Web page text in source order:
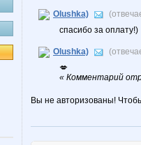
Olushka)
спасибо за оплату!)
Olushka)
💋
« Комментарий
Вы не авторизованы!